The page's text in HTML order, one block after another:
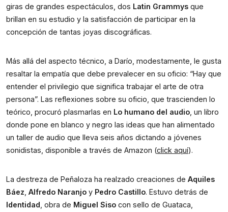
giras de grandes espectáculos, dos Latin Grammys que
brillan en su estudio y la satisfacción de participar en la
concepción de tantas joyas discográficas.
Más allá del aspecto técnico, a Darío, modestamente, le gusta
resaltar la empatía que debe prevalecer en su oficio: “Hay que
entender el privilegio que significa trabajar el arte de otra
persona”. Las reflexiones sobre su oficio, que trascienden lo
teórico, procuró plasmarlas en Lo humano del audio , un libro
donde pone en blanco y negro las ideas que han alimentado
un taller de audio que lleva seis años dictando a jóvenes
sonidistas, disponible a través de Amazon (click aquí).
La destreza de Peñaloza ha realzado creaciones de Aquiles
Báez Alfredo Naranjo y Pedro Castillo
Identidad , obra de Miguel Siso con sello de Guataca,